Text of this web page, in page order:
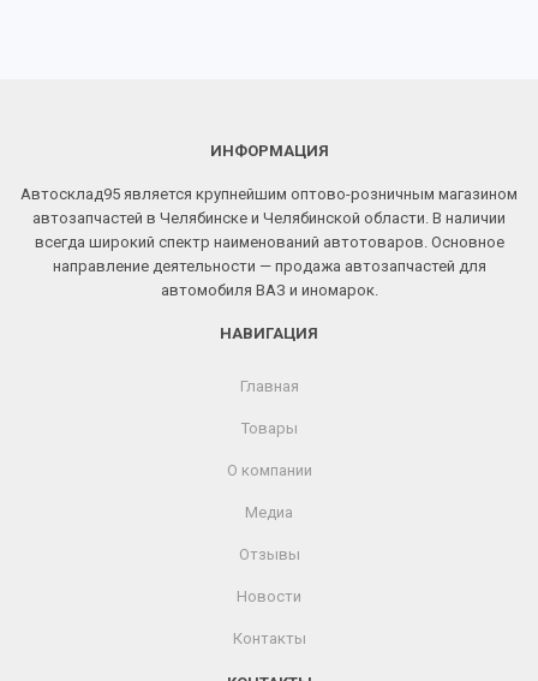
ИНФОРМАЦИЯ
Автосклад95 является крупнейшим оптово-розничным магазином
автозапчастей в Челябинске и Челябинской области. В наличии
всегда широкий спектр наименований автотоваров. Основное
направление деятельности — продажа автозапчастей для
автомобиля ВАЗ и иномарок.
НАВИГАЦИЯ
Главная
Товары
О компании
Медиа
Отзывы
Новости
Контакты